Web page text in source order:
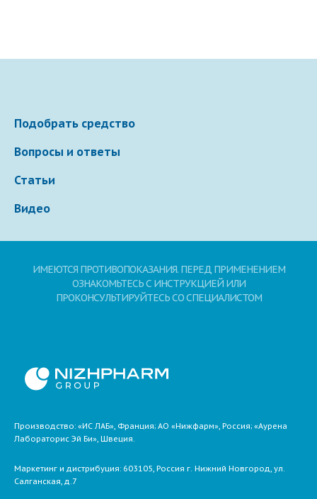
Подобрать средство
Вопросы и ответы
Статьи
Видео
ИМЕЮТСЯ ПРОТИВОПОКАЗАНИЯ. ПЕРЕД ПРИМЕНЕНИЕМ
ОЗНАКОМЬТЕСЬ С ИНСТРУКЦИЕЙ ИЛИ
ПРОКОНСУЛЬТИРУЙТЕСЬ СО СПЕЦИАЛИСТОМ
Производство: «ИС ЛАБ», Франция; АО «Нижфарм», Россия; «Аурена
Лабораторис Эй Би», Швеция.
Маркетинг и дистрибуция: 603105, Россия г. Нижний Новгород, ул.
Салганская, д.7